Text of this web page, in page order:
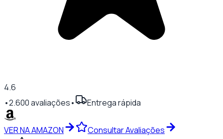
4.6
•2.600avaliações• Entrega rápida
VER NA AMAZON
Consultar Avaliações